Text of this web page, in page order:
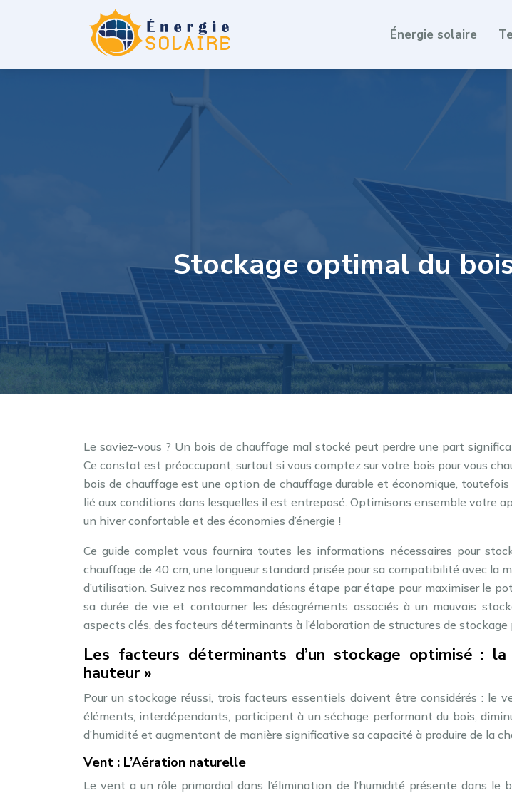
Énergie solaire
Stockage optimal du
Le saviez-vous ? Un bois de chauffage mal stocké peut perdre une part
Ce constat est préoccupant, surtout si vous comptez sur votre bois pour vous
bois de chauffage est une option de chauffage durable et économique,
lié aux conditions dans lesquelles il est entreposé. Optimisons ensemble votre
un hiver confortable et des économies d’énergie !
Ce guide complet vous fournira toutes les informations nécessaires pour
chauffage de 40 cm, une longueur standard prisée pour sa compatibilité avec la
d’utilisation. Suivez nos recommandations étape par étape pour maximiser le
sa durée de vie et contourner les désagréments associés à un mauvais
aspects clés, des facteurs déterminants à l’élaboration de structures de
Les facteurs déterminants d’un stockage optimisé :
hauteur »
Pour un stockage réussi, trois facteurs essentiels doivent être considérés : le
éléments, interdépendants, participent à un séchage performant du bois,
d’humidité et augmentant de manière significative sa capacité à produire de la
Vent : L’Aération naturelle
Le vent a un rôle primordial dans l’élimination de l’humidité présente dans le